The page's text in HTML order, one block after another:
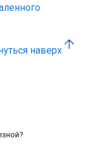
наверх